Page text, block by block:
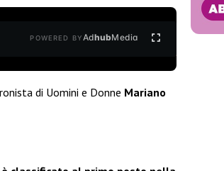
POWERED BYAdhubMedia
di Uomini e Donne Mariano